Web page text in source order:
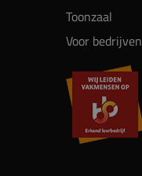
Toonzaal
Voor bedrijven